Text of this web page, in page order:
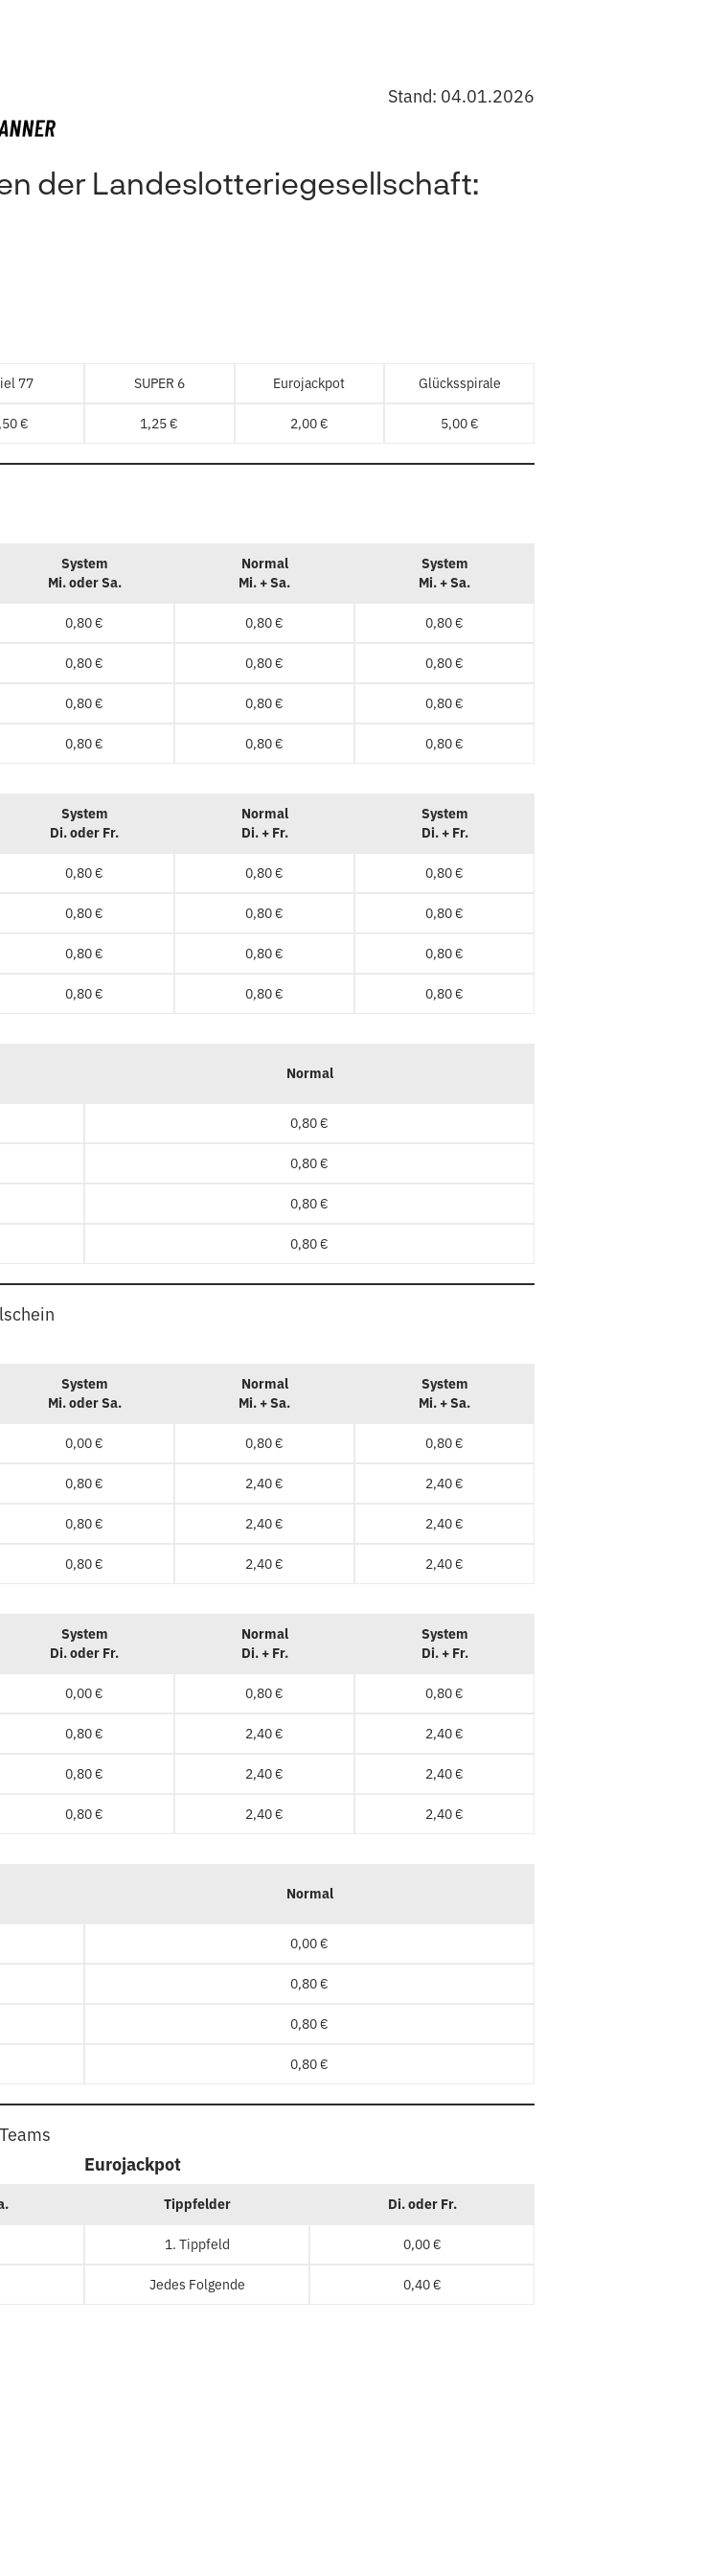
Stand: 04.01.2026
der Landeslotteriegesellschaft:
77 SUPER 6 Eurojackpot Glücksspirale
€ 1,25 € 2,00 € 5,00 €
System
Mi. oder Sa.
Normal
Mi. + Sa.
System
Mi. + Sa.
0,80 € 0,80 € 0,80 €
0,80 € 0,80 € 0,80 €
0,80 € 0,80 € 0,80 €
0,80 € 0,80 € 0,80 €
System
Di. oder Fr.
Normal
Di. + Fr.
System
Di. + Fr.
0,80 € 0,80 € 0,80 €
0,80 € 0,80 € 0,80 €
0,80 € 0,80 € 0,80 €
0,80 € 0,80 € 0,80 €
Normal
0,80 €
0,80 €
0,80 €
0,80 €
System
Mi. oder Sa.
Normal
Mi. + Sa.
System
Mi. + Sa.
0,00 € 0,80 € 0,80 €
0,80 € 2,40 € 2,40 €
0,80 € 2,40 € 2,40 €
0,80 € 2,40 € 2,40 €
System
Di. oder Fr.
Normal
Di. + Fr.
System
Di. + Fr.
0,00 € 0,80 € 0,80 €
0,80 € 2,40 € 2,40 €
0,80 € 2,40 € 2,40 €
0,80 € 2,40 € 2,40 €
Normal
0,00 €
0,80 €
0,80 €
0,80 €
Eurojackpot
Tippfelder Di. oder Fr.
1. Tippfeld 0,00 €
Jedes Folgende 0,40 €